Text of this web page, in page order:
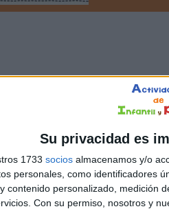
Su privacidad es
1733 socios almacenamos y/o
personales, como identificadores
contenido personalizado, medición
Con su permiso, nosotros y